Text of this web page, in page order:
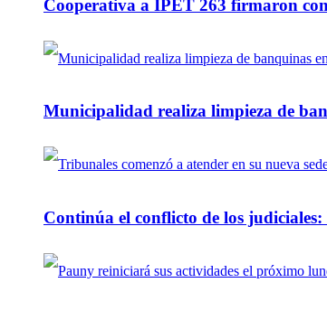
Cooperativa a IPET 263 firmaron
Municipalidad realiza limpieza de
Continúa el conflicto de los